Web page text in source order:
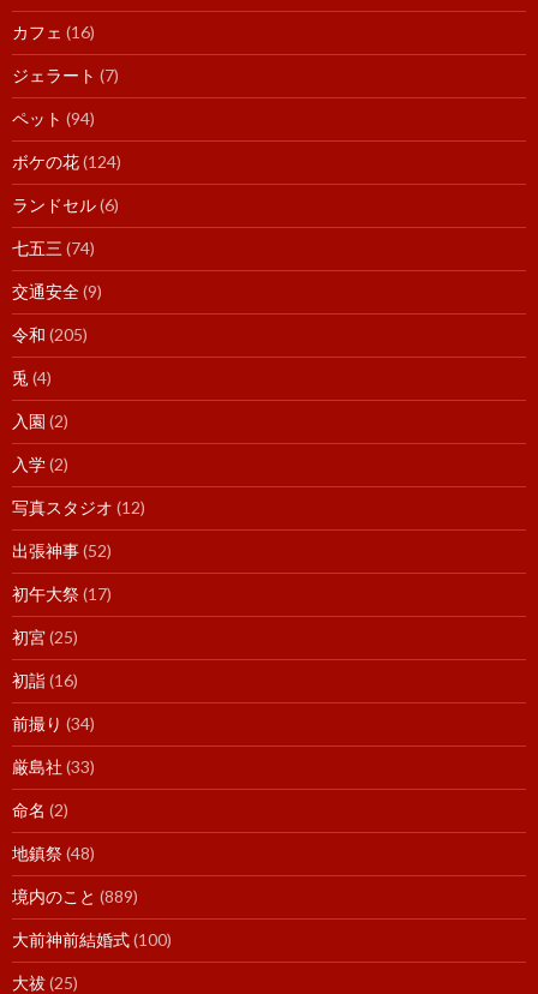
カフェ (16)
ジェラート (7)
ペット (94)
ボケの花(124)
ランドセル(6)
七五三 (74)
交通安全(9)
令和 (205)
兎 (4)
入園 (2)
入学(2)
写真スタジオ (12)
出張神事(52)
初午大祭(17)
初宮(25)
初詣(16)
前撮り (34)
厳島社 (33)
命名 (2)
地鎮祭(48)
境内のこと (889)
大前神前結婚式(100)
大祓(25)